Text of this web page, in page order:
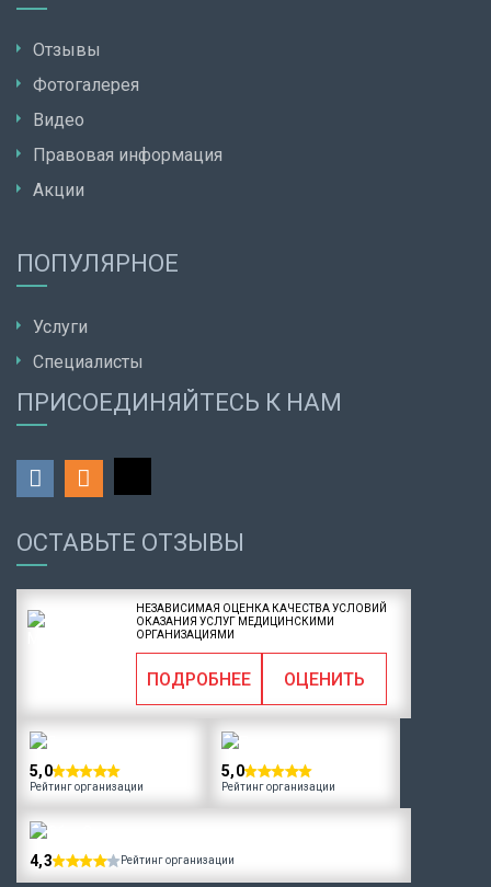
Отзывы
Фотогалерея
Видео
Правовая информация
Акции
ПОПУЛЯРНОЕ
Услуги
Специалисты
ОСТАВЬТЕ ОТЗЫВЫ
НЕЗАВИСИМАЯ ОЦЕНКА КАЧЕСТВА УСЛОВИЙ
ОКАЗАНИЯ УСЛУГ МЕДИЦИНСКИМИ
ОРГАНИЗАЦИЯМИ
ПОДРОБНЕЕ ОЦЕНИТЬ
5,0
Рейтинг организации
5,0
Рейтинг организации
4,3 Рейтинг организации
ПРИСОЕДИНЯЙТЕСЬ К НАМ